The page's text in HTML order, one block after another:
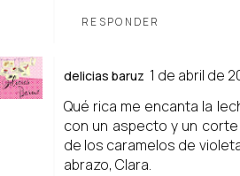
RESPONDER
delicias baruz 1 de abril de
Qué rica me encanta la
con un aspecto y un
de los caramelos de
abrazo, Clara.